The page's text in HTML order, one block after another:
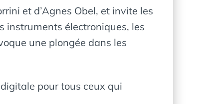
et d’Agnes Obel, et invite les
instruments électroniques, les
une plongée dans les
pour tous ceux qui